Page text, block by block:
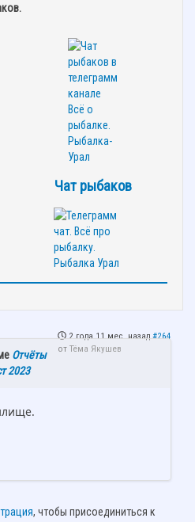
Чат рыбаков
2 года 11 мес. назад #264
от Тёма Якушев
Отчёты
2023
, чтобы присоединиться к